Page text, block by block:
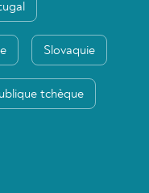
Slovaquie
tchèque